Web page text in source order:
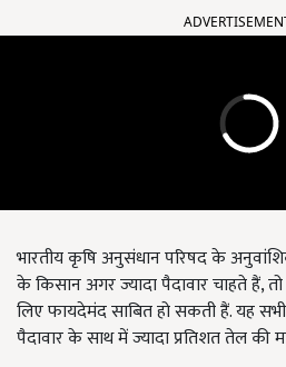
भारतीय कृषि अनुसंधान परिषद के
के किसान अगर ज्यादा पैदावार चाहते हैं,
लिए फायदेमंद साबित हो सकती हैं. यह सभी
पैदावार के साथ में ज्यादा प्रतिशत तेल की